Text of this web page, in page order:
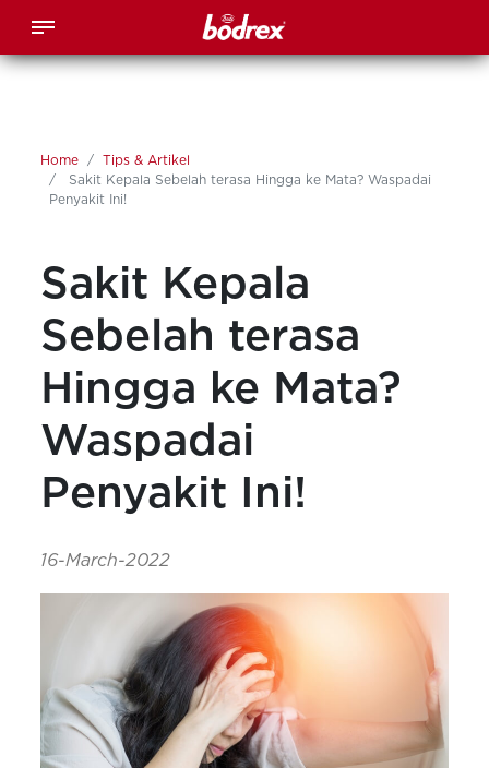
Home
Tips & Artikel
Sakit Kepala Sebelah terasa Hingga ke Mata? Waspadai
Penyakit Ini!
Sakit Kepala
Sebelah terasa
Hingga ke Mata?
Waspadai
Penyakit Ini!
16-March-2022